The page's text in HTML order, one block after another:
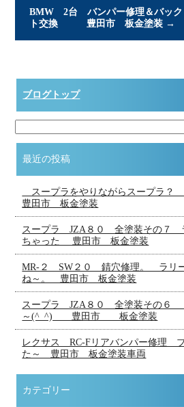
BMW 2台 バンパー修理＆バッ
ト交換 豊田市 板金塗装 →
ブログトップ
最近の投稿
スープラをやりながらスープラ？
豊田市 板金塗装
スープラ JZA８０ 全塗装その７
ちゃった 豊田市 板金塗装
MR-２ SW２０ 錆穴修理。 ラリー
ね～。 豊田市 板金塗装
スープラ JZA８０ 全塗装その６
～(^_^) 豊田市 板金塗装
レクサス RC-Fリアバンパー修理
た～ 豊田市 板金塗装車両
カテゴリー